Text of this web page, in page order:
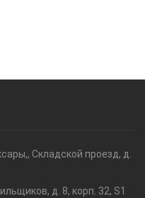
Складской проезд, д.
д. 8, корп. 32, S1